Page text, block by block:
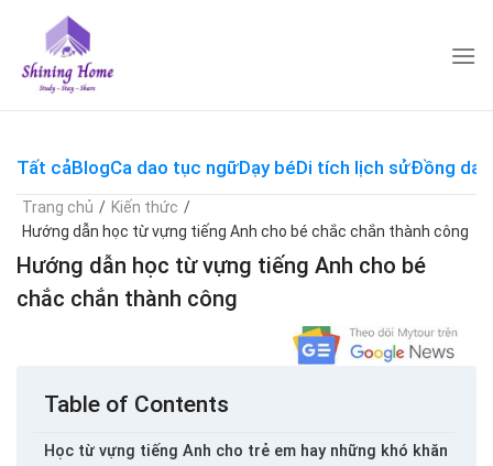
content
Tất cảBlogCa dao tục ngữDạy béDi tích lịch sửĐồng dao
Trang chủ / Kiến thức /
Hướng dẫn học từ vựng tiếng Anh cho bé chắc chắn thành công
Hướng dẫn học từ vựng tiếng Anh cho bé
chắc chắn thành công
Table of Contents
Học từ vựng tiếng Anh cho trẻ em hay những khó khăn